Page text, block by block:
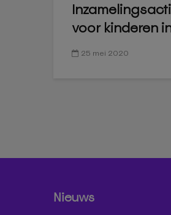
voor kinderen
25 mei 2020
Nieuws